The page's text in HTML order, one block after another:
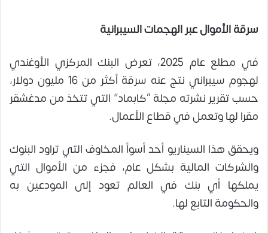
سرقة الأموال عبر الهجمات السيبرانية
في مطلع عام 2025، تعرض البنك المركزي الأوغندي
لهجوم سيبراني نتج عنه سرقة أكثر من 16 مليون دولار،
حسب تقرير نشرته مجلة “كابماد” التي تتخذ من مدغشقر
مقرا لها وتعمل في قطاع الأعمال.
ويحقق هذا السيناريو أحد أسوأ المخاوف التي تراود البنوك
والشركات المالية بشكل عام، فجزء من الأموال التي
يملكها أي بنك في العالم تعود إلى المودعين به
والحكومة التابع لها.